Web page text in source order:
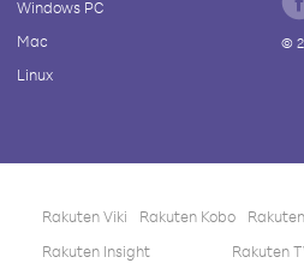
Windows PC
Mac
Linux
©
Rakuten Viki Rakuten Kobo
Rakuten Insight
Rakuten